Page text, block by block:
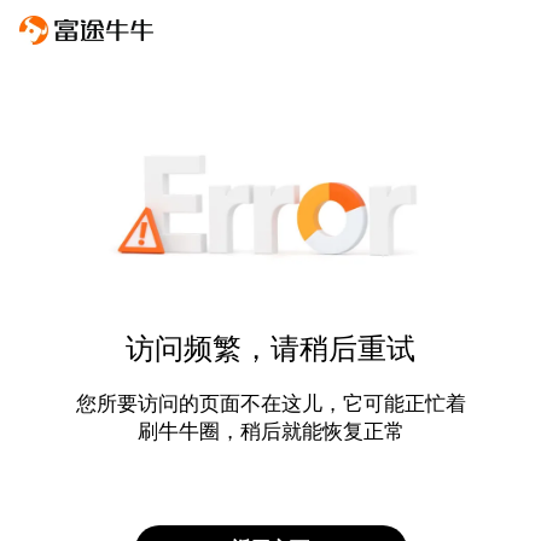
访问频繁，请稍后重试
您所要访问的页面不在这儿，它可能正忙着
刷牛牛圈，稍后就能恢复正常